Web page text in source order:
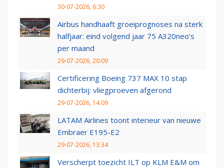
30-07-2026, 6:30
Airbus handhaaft groeiprognoses na sterk
halfjaar: eind volgend jaar 75 A320neo’s
per maand
29-07-2026, 20:09
Certificering Boeing 737 MAX 10 stap
dichterbij: vliegproeven afgerond
29-07-2026, 14:09
LATAM Airlines toont interieur van nieuwe
Embraer E195-E2
29-07-2026, 13:34
Verscherpt toezicht ILT op KLM E&M om